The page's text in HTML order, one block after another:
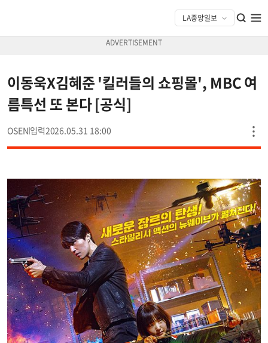
이동욱X김혜준 '킬러들의 쇼핑몰', MBC 여
름특선 또 본다 [공식]
OSEN 2026.05.31 18:00